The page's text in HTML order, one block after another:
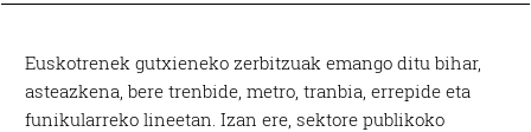
Euskotrenek gutxieneko zerbitzuak emango ditu bihar,
asteazkena, bere trenbide, metro, tranbia, errepide eta
funikularreko lineetan. Izan ere, sektore publikoko